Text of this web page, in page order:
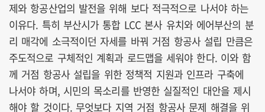
제와 항공산업의 발전을 위해 보다 적극적으로 나서야 하는
이유다. 특히 부산시가 통합 LCC 본사 유치와 에어부산의 분
리 매각에 소극적이던 자세를 바꿔 거점 항공사 설립 만큼은
주도적으로 구체적인 계획과 로드맵을 세워야 한다. 이와 함
께 거점 항공사 설립을 위한 정책적 지원과 인프라 구축에
나서야 하며, 시민의 목소리를 반영한 실질적인 대안을 제시
해야 할 것이다. 무엇보다 지역 거점 항공사 문제 해결을 위